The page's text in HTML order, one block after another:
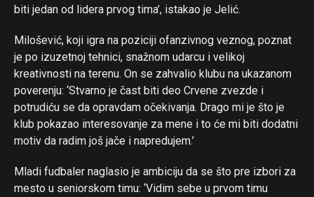
biti jedan od lidera prvog tima’, istakao je Jelić.
Milošević, koji igra na poziciji ofanzivnog veznog, poznat
je po izuzetnoj tehnici, snažnom udarcu i velikoj
kreativnosti na terenu. On se zahvalio klubu na ukazanom
poverenju: ‘Stvarno je čast biti deo Crvene zvezde i
potrudiću se da opravdam očekivanja. Drago mi je što je
klub pokazao interesovanje za mene i to će mi biti dodatni
motiv da radim još jače i napredujem.’
Mladi fudbaler naglasio je ambiciju da se što pre izbori za
mesto u seniorskom timu: ‘Vidim sebe u prvom timu